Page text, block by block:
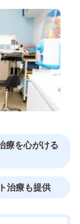
療を心がける
治療も提供